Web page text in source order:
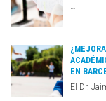
…
EN
El Dr.